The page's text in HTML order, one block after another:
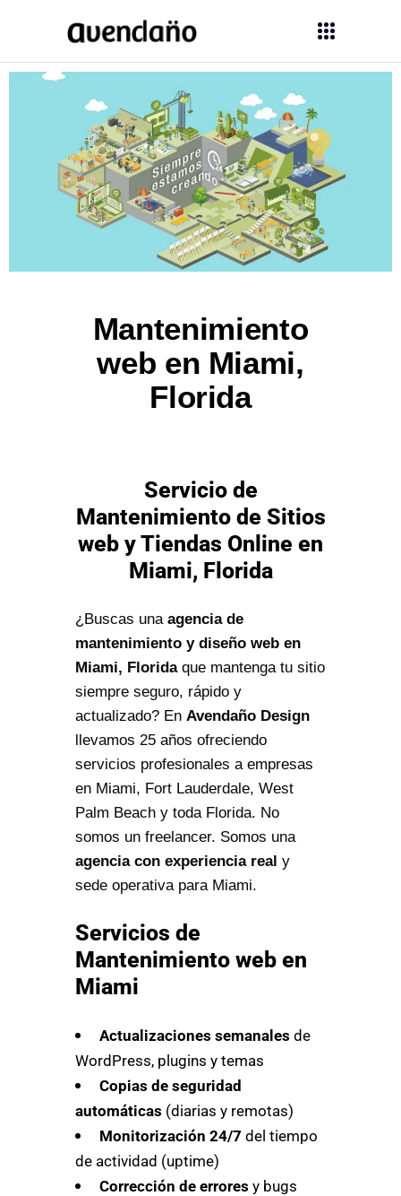
Mantenimiento
web en Miami,
Florida
Servicio de
Mantenimiento de Sitios
web y Tiendas Online en
Miami, Florida
¿Buscas una agencia de
mantenimiento y diseño web en
Miami, Floridaque mantenga tu sitio
siempre seguro, rápido y
actualizado? En Avendaño Design
llevamos 25 años ofreciendo
servicios profesionales a empresas
en Miami, Fort Lauderdale, West
Palm Beach y toda Florida. No
somos un freelancer. Somos una
agencia con experiencia real y
sede operativa para Miami.
Servicios de
Mantenimiento web en
Miami
Actualizaciones semanales de
WordPress, plugins y temas
Copias de seguridad
automáticas (diarias y remotas)
Monitorización 24/7 del tiempo
de actividad (uptime)
Corrección de errores y bugs